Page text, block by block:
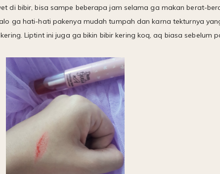
di bibir, bisa sampe beberapa jam selama ga makan berat-
ga hati-hati pakenya mudah tumpah dan karna tekturnya
Liptint ini juga ga bikin bibir kering koq, aq biasa sebelum